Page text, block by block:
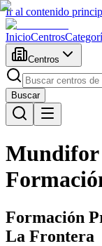
Ir al contenido
InicioCentros
Centros
Buscar
Mundifor
Formación
La Frontera